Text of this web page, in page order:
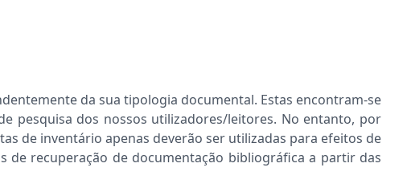
da sua tipologia documental. Estas encontram-se
pesquisa dos nossos utilizadores/leitores. No entanto, por
de inventário apenas deverão ser utilizadas para efeitos de
de recuperação de documentação bibliográfica a partir das